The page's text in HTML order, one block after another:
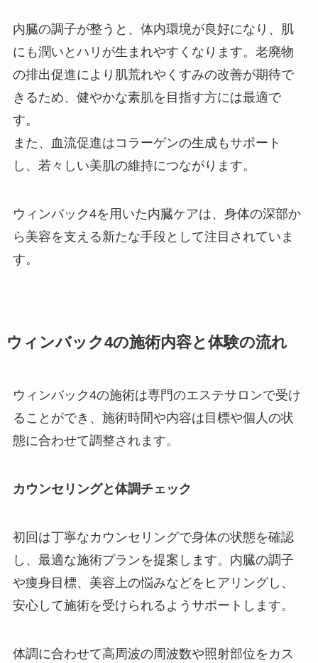
内臓の調子が整うと、体内環境が良好になり、肌
にも潤いとハリが生まれやすくなります。老廃物
の排出促進により肌荒れやくすみの改善が期待で
きるため、健やかな素肌を目指す方には最適で
す。
また、血流促進はコラーゲンの生成もサポート
し、若々しい美肌の維持につながります。
ウィンバック4を用いた内臓ケアは、身体の深部か
ら美容を支える新たな手段として注目されていま
す。
ウィンバック4の施術内容と体験の流れ
ウィンバック4の施術は専門のエステサロンで受け
ることができ、施術時間や内容は目標や個人の状
態に合わせて調整されます。
カウンセリングと体調チェック
初回は丁寧なカウンセリングで身体の状態を確認
し、最適な施術プランを提案します。内臓の調子
や痩身目標、美容上の悩みなどをヒアリングし、
安心して施術を受けられるようサポートします。
体調に合わせて高周波の周波数や照射部位をカス